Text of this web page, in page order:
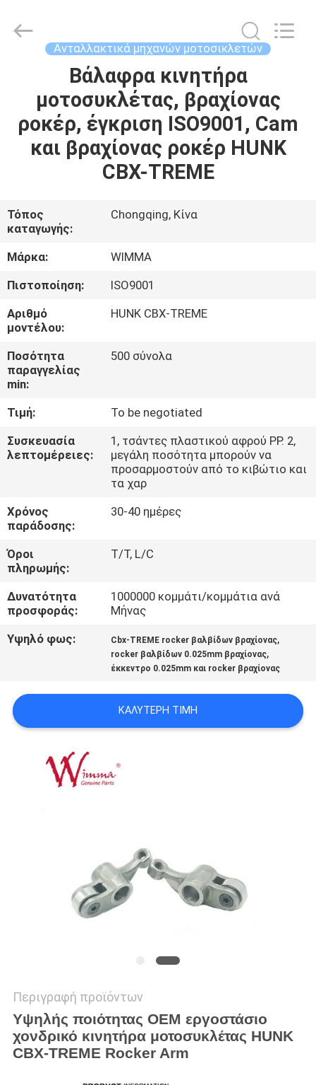
ΠΡΟΪΌΝΤΑ
ΒΊΝΤΕΟ
ΣΧΕΤΙΚΆ
ΜΕ
ΕΜΆΣ
ΕΠΙΣΚΕΨΉ
ΕΡΓΟΣΤΑΣΊΟΥ
ΈΛΕΓΧΟΣ
ΕΙΔΉΣΕΙΣ
ΜΙΑ
ΠΡΟΣΦΟΡΆ
ΧΆΡΤΗΣ
ΙΣΤΌΤΟΠΟΥ
ΠΟΛΙΤΙΚΉ
ΜΥΣΤΙΚΌΤΗΤΑΣ
Parts
Ανταλλακτικά μηχανών μοτοσικλετών
Βάλαφρα κινητήρα
μοτοσυκλέτας, βραχίονας
ροκέρ, έγκριση ISO9001, Cam
και βραχίονας ροκέρ HUNK
CBX-TREME
Τόπος
καταγωγής:
Chongqing, Κίνα
Μάρκα:
WIMMA
Πιστοποίηση:
ISO9001
Αριθμό
μοντέλου:
HUNK CBX-TREME
Ποσότητα
παραγγελίας
min:
500 σύνολα
Τιμή:
To be negotiated
Συσκευασία
λεπτομέρειες:
1, τσάντες πλαστικού αφρού PP. 2,
μεγάλη ποσότητα μπορούν να
προσαρμοστούν από το κιβώτιο και
τα χαρ
Χρόνος
παράδοσης:
30-40 ημέρες
Όροι
πληρωμής:
T/T, L/C
Δυνατότητα
προσφοράς:
1000000 κομμάτι/κομμάτια ανά
Μήνας
Υψηλό φως:
Cbx-TREME rocker βαλβίδων βραχίονας,
rocker βαλβίδων 0.025mm βραχίονας,
έκκεντρο 0.025mm και rocker βραχίονας
ΚΑΛΎΤΕΡΗ ΤΙΜΉ
Περιγραφή προϊόντων
Υψηλής ποιότητας OEM εργοστάσιο
χονδρικό κινητήρα μοτοσυκλέτας HUNK
CBX-TREME Rocker Arm